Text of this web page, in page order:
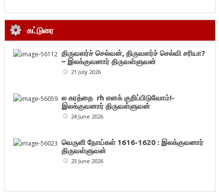
கட்டுரை
திருவளர்ச் செல்வன், திருவளர்ச் செல்வி சரியா?
– இலக்குவனார் திருவள்ளுவன்
21 July 2026
ல கரத்தை rh எனக் குறிப்பிடுவோம்!-
இலக்குவனார் திருவள்ளுவன்
24 June 2026
வெருளி நோய்கள் 1616-1620 : இலக்குவனார்
திருவள்ளுவன்
23 June 2026